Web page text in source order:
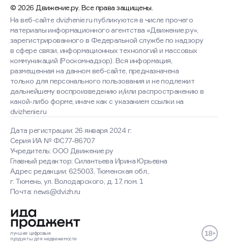
© 2026 Движение.ру. Все права защищены.
Дата регистрации: 26 января 2024 г.
Серия ИА № ФС77-86707
Учредитель: ООО Движение.ру
Главный редактор: Силантьева Ирина Юрьевна
Адрес редакции: 625003, Тюменская обл.,
г. Тюмень, ул. Володарского, д. 17, пом. 1
Почта: news@dvizh.ru
На веб-сайте dvizhenie.ru публикуются в числе прочего
материалы информационного агентства «Движение.ру»,
зарегистрированного в Федеральной службе по надзору
в сфере связи, информационных технологий и массовых
коммуникаций (Роскомнадзор). Вся информация,
размещенная на данном веб-сайте, предназначена
только для персонального пользования и не подлежит
дальнейшему воспроизведению и/или распространению в
какой-либо форме, иначе как с указанием ссылки на
dvizhenie.ru
лучшие цифровые
продукты для недвижимости